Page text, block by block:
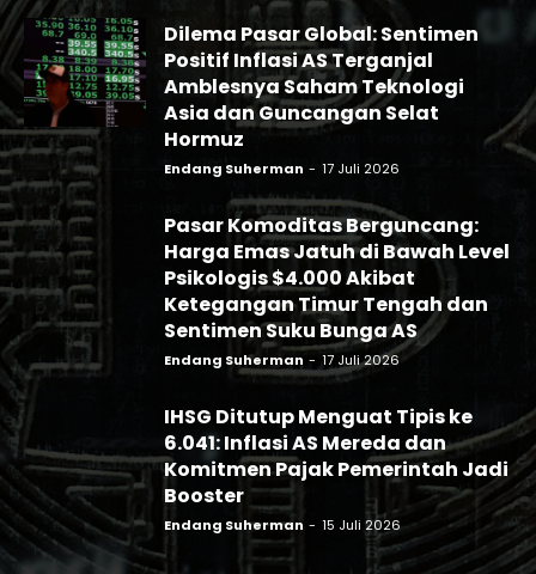
Dilema Pasar Global: Sentimen
Positif Inflasi AS Terganjal
Amblesnya Saham Teknologi
Asia dan Guncangan Selat
Hormuz
Endang Suherman - 17 Juli 2026
Pasar Komoditas Berguncang:
Harga Emas Jatuh di Bawah Level
Psikologis $4.000 Akibat
Ketegangan Timur Tengah dan
Sentimen Suku Bunga AS
Endang Suherman - 17 Juli 2026
IHSG Ditutup Menguat Tipis ke
6.041: Inflasi AS Mereda dan
Komitmen Pajak Pemerintah Jadi
Booster
Endang Suherman - 15 Juli 2026